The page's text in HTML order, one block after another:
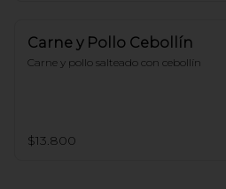
Carne y Pollo Cebollín
Carne y pollo salteado con cebollín
$13.800